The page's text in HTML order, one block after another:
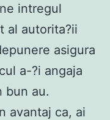
intregul
al autorita?ii
asigura
a-?i angaja
bun au.
avantaj ca, ai